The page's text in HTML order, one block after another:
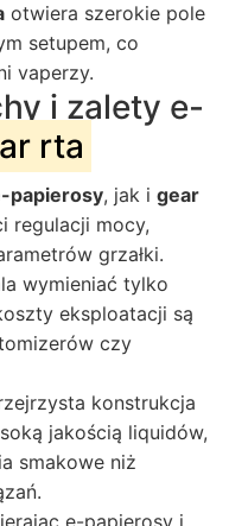
otwiera szerokie pole
setupem, co
vaperzy.
i zalety e-
rta
papierosy, jak i gear
regulacji mocy,
grzałki.
wymieniać tylko
eksploatacji są
czy
konstrukcja
jakością liquidów,
smakowe niż
e-papierosy i